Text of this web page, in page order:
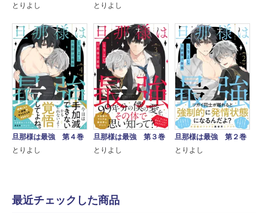
とりよし
とりよし
旦那様は最強 第４巻
とりよし
旦那様は最強 第３巻
とりよし
旦那様は最強 第２巻
とりよし
最近チェックした商品